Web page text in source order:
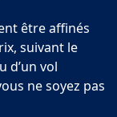
être affinés
suivant le
d’un vol
ne soyez pas